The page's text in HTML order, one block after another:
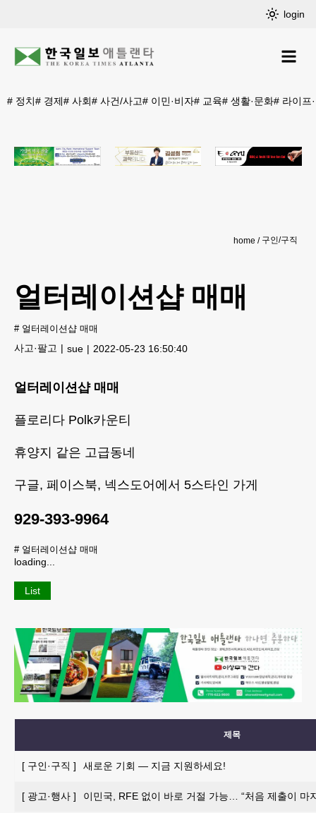
login
# 정치# 경제# 사회# 사건/사고# 이민·비자# 교육# 생활·문화# 라이프
home 구인/구직
얼터레이션샵 매매
# 얼터레이션샵 매매
사고·팔고 sue 2022-05-23 16:50:40
얼터레이션샵 매매
플로리다 Polk카운티
휴양지 같은 고급동네
구글, 페이스북, 넥스도어에서 5스타인 가게
929-393-9964
# 얼터레이션샵 매매
loading...
List
제목
[ 구인·구직 ] 새로운 기회 — 지금 지원하세요!
[ 광고·행사 ] 이민국, RFE 없이 바로 거절 가능… “처음 제출이 마